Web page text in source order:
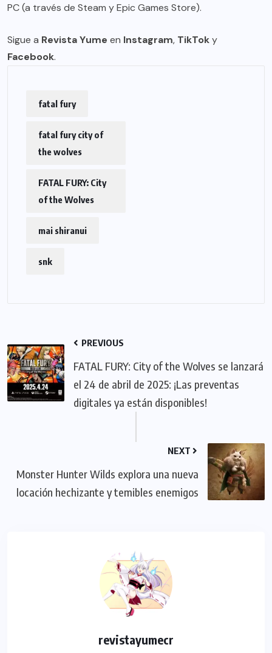
PC (a través de Steam y Epic Games Store).
Sigue a Revista Yume en Instagram, TikToky
Facebook.
fatal fury
fatal fury city of
the wolves
FATAL FURY: City
of the Wolves
mai shiranui
snk
PREVIOUS
FATAL FURY: City of the Wolves se lanzará
el 24 de abril de 2025: ¡Las preventas
digitales ya están disponibles!
NEXT
Monster Hunter Wilds explora una nueva
locación hechizante y temibles enemigos
revistayumecr